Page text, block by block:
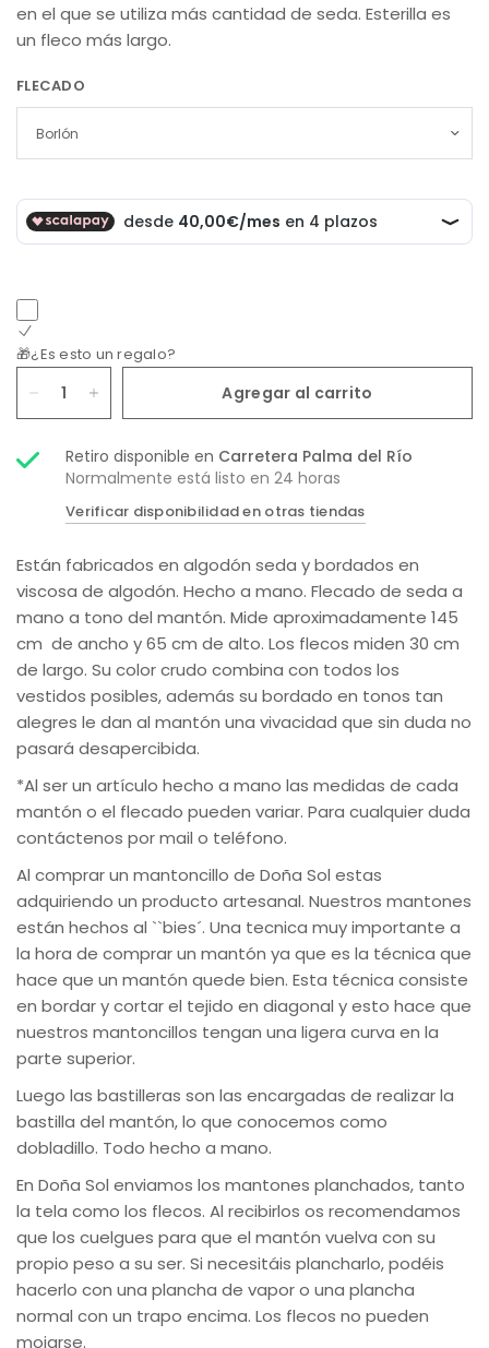
en el que se utiliza más cantidad de seda. Esterilla es
un fleco más largo.
FLECADO
🎁¿Es esto un regalo?
Agregar al carrito
Retiro disponible en Carretera Palma del Río
Normalmente está listo en 24 horas
Verificar disponibilidad en otras tiendas
Están fabricados en algodón seda y bordados en
viscosa de algodón. Hecho a mano. Flecado de seda a
mano a tono del mantón. Mide aproximadamente 145
cm de ancho y 65 cm de alto. Los flecos miden 30 cm
de largo. Su color crudo combina con todos los
vestidos posibles, además su bordado en tonos tan
alegres le dan al mantón una vivacidad que sin duda no
pasará desapercibida.
*Al ser un artículo hecho a mano las medidas de cada
mantón o el flecado pueden variar. Para cualquier duda
contáctenos por mail o teléfono.
Al comprar un mantoncillo de Doña Sol estas
adquiriendo un producto artesanal. Nuestros mantones
están hechos al ``bies´. Una tecnica muy importante a
la hora de comprar un mantón ya que es la técnica que
hace que un mantón quede bien. Esta técnica consiste
en bordar y cortar el tejido en diagonal y esto hace que
nuestros mantoncillos tengan una ligera curva en la
parte superior.
Luego las bastilleras son las encargadas de realizar la
bastilla del mantón, lo que conocemos como
dobladillo. Todo hecho a mano.
En Doña Sol enviamos los mantones planchados, tanto
la tela como los flecos. Al recibirlos os recomendamos
que los cuelgues para que el mantón vuelva con su
propio peso a su ser. Si necesitáis plancharlo, podéis
hacerlo con una plancha de vapor o una plancha
normal con un trapo encima. Los flecos no pueden
mojarse.